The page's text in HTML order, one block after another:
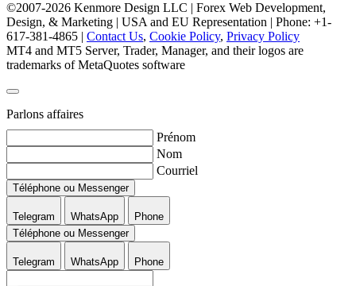
©2007-2026 Kenmore Design LLC | Forex Web Development,
Design, & Marketing | USA and EU Representation | Phone: +1-
617-381-4865 | Contact Us, Cookie Policy, Privacy Policy
MT4 and MT5 Server, Trader, Manager, and their logos are
trademarks of MetaQuotes software
Parlons affaires
Prénom
Nom
Courriel
Téléphone ou Messenger
Telegram WhatsApp
Phone
Téléphone ou Messenger
Telegram WhatsApp Phone